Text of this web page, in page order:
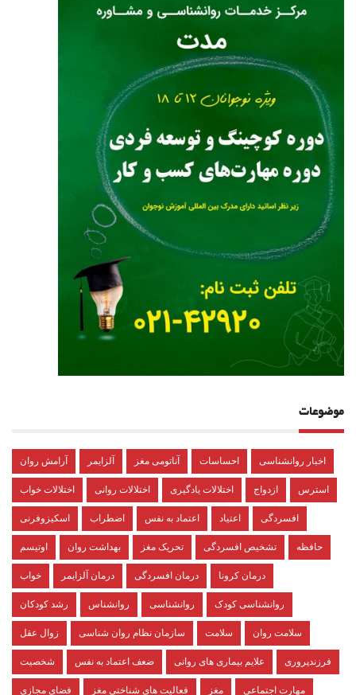
موضوعات
آرامش روان آلزایمر آناتومی مغز احساسات اخبار روانشناسی
اختلالات خواب اختلالات روانی اختلالات یادگیری ازدواج استرس
اسکیزوفرنی اضطراب اعتماد به نفس اعتیاد افسردگی
اوتیسم بهداشت روان تحریک مغز تشخیص افسردگی حافظه
خواب درمان آلزایمر درمان افسردگی درمان کرونا
رشد کودکان روانشناس روانشناسی روانشناسی کودک
زوال عقل سازمان نظام روان شناسی سلامت سلامت روان
شخصیت ضعف اعتماد به نفس علایم بیماری های روانی فرزندپروری
فضای مجازی فعالیت های شناختی مغز مغز مهارت اجتماعی